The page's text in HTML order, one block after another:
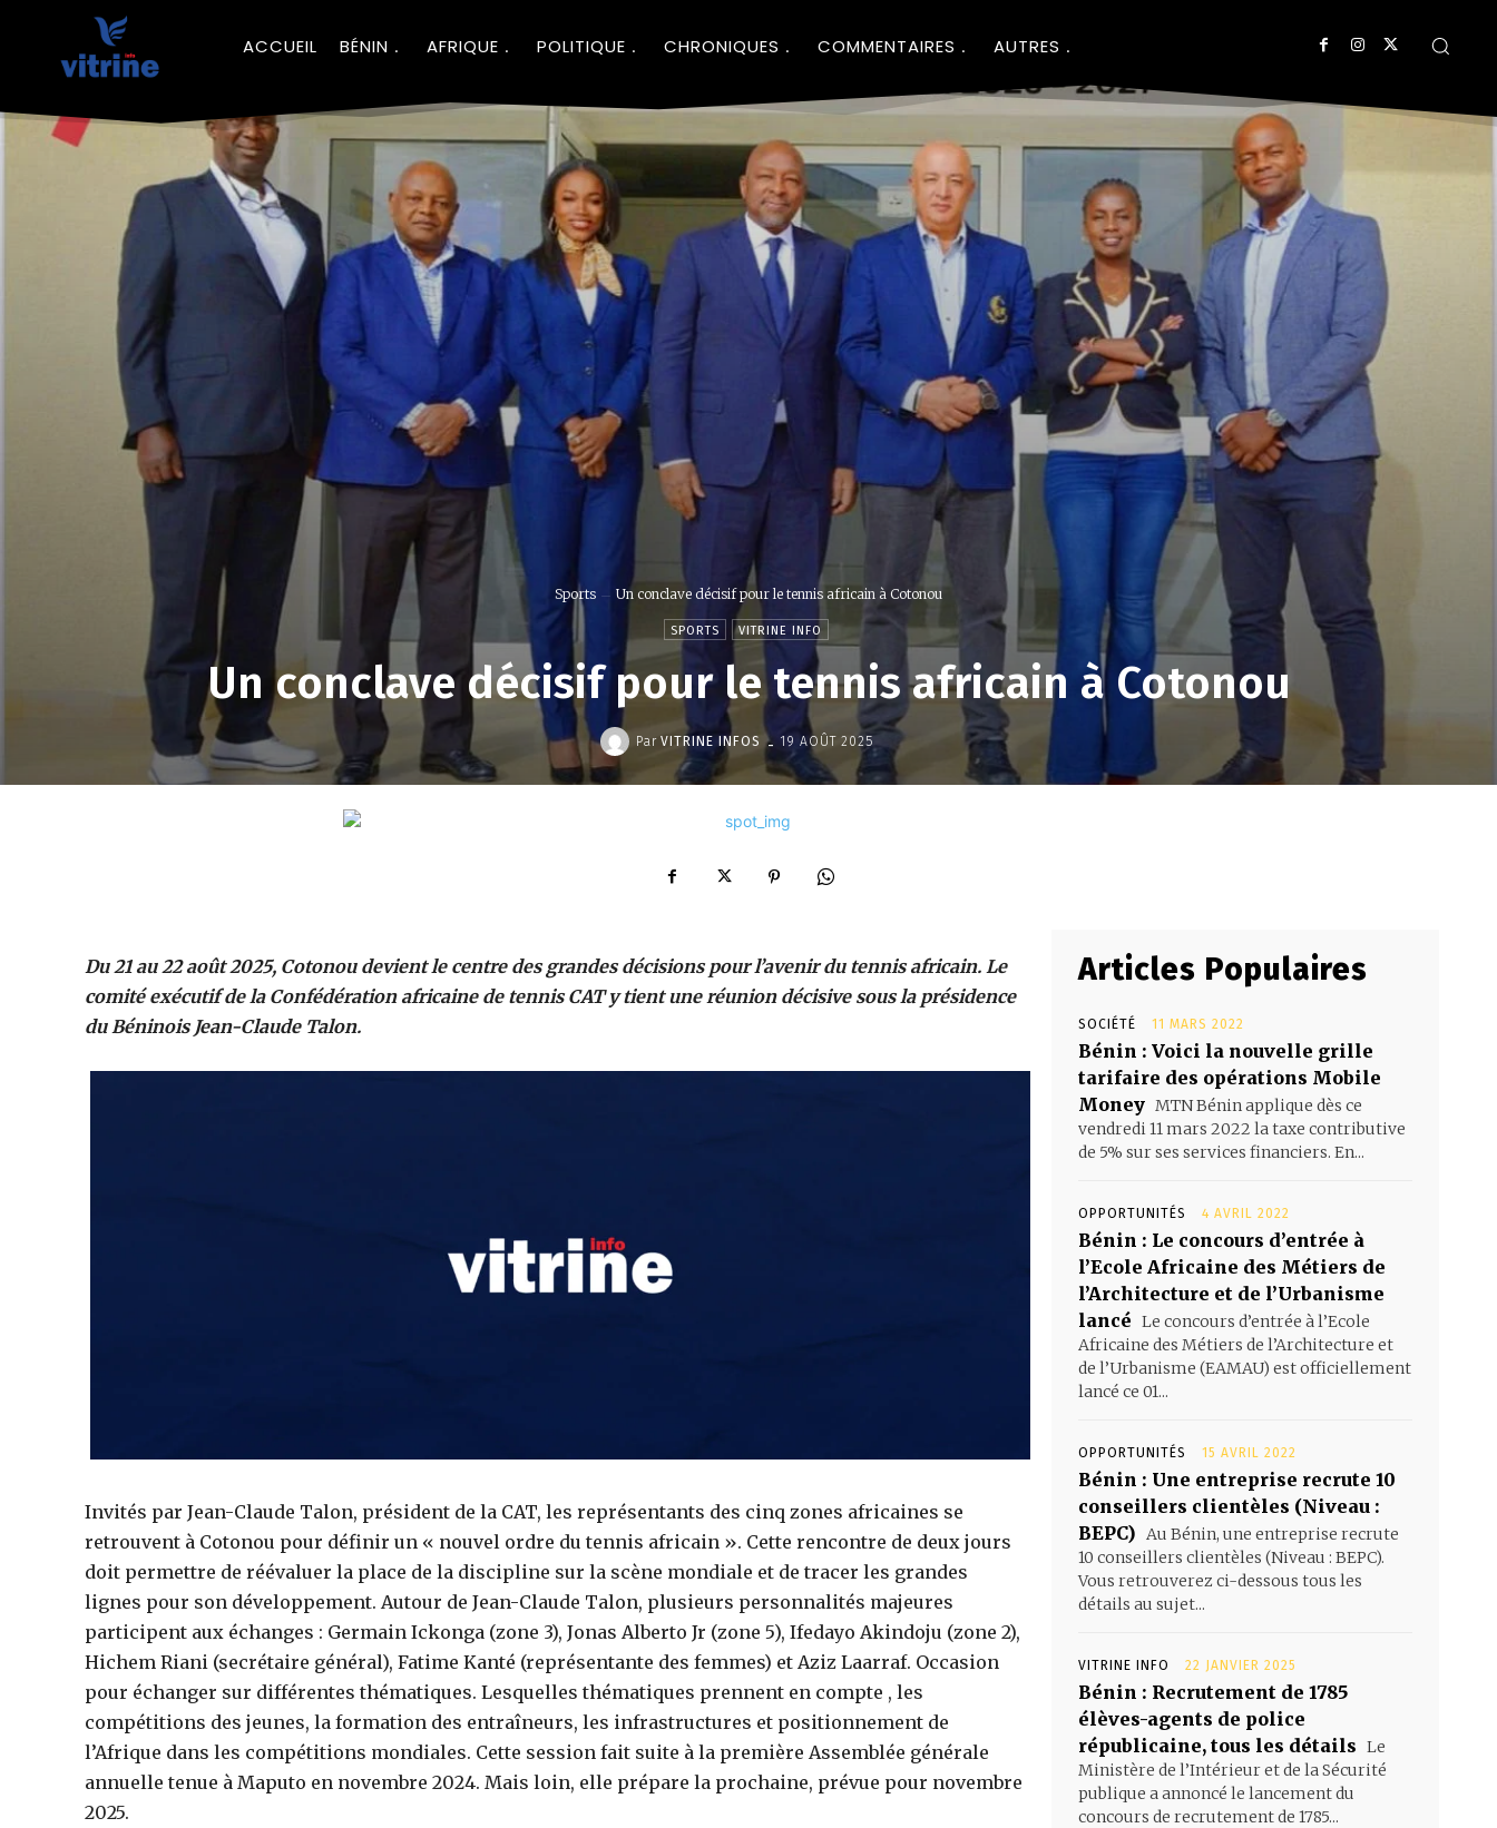
ACCUEIL BÉNIN AFRIQUE POLITIQUE CHRONIQUES COMMENTAIRES AUTRES
Sports Un conclave décisif pour le tennis africain à Cotonou
SPORTS VITRINE INFO
Un conclave décisif pour le tennis africain à Cotonou
Par VITRINE INFOS - 19 AOÛT 2025
Du 21 au 22 août 2025, Cotonou devient le centre des grandes décisions pour l’avenir du tennis africain. Le
comité exécutif de la Confédération africaine de tennis CAT y tient une réunion décisive sous la présidence
du Béninois Jean-Claude Talon.
Invités par Jean-Claude Talon, président de la CAT, les représentants des cinq zones africaines se
retrouvent à Cotonou pour définir un « nouvel ordre du tennis africain ». Cette rencontre de deux jours
doit permettre de réévaluer la place de la discipline sur la scène mondiale et de tracer les grandes
lignes pour son développement. Autour de Jean-Claude Talon, plusieurs personnalités majeures
participent aux échanges : Germain Ickonga (zone 3), Jonas Alberto Jr (zone 5), Ifedayo Akindoju (zone 2),
Hichem Riani (secrétaire général), Fatime Kanté (représentante des femmes) et Aziz Laarraf. Occasion
pour échanger sur différentes thématiques. Lesquelles thématiques prennent en compte , les
compétitions des jeunes, la formation des entraîneurs, les infrastructures et positionnement de
l’Afrique dans les compétitions mondiales. Cette session fait suite à la première Assemblée générale
annuelle tenue à Maputo en novembre 2024. Mais loin, elle prépare la prochaine, prévue pour novembre
2025.
Articles Populaires
SOCIÉTÉ 11 MARS 2022
Bénin : Voici la nouvelle grille
tarifaire des opérations Mobile
Money MTN Bénin applique dès ce
vendredi 11 mars 2022 la taxe contributive
de 5% sur ses services financiers. En...
OPPORTUNITÉS 4 AVRIL 2022
Bénin : Le concours d’entrée à
l’Ecole Africaine des Métiers de
l’Architecture et de l’Urbanisme
lancé Le concours d’entrée à l’Ecole
Africaine des Métiers de l’Architecture et
de l’Urbanisme (EAMAU) est officiellement
lancé ce 01...
OPPORTUNITÉS 15 AVRIL 2022
Bénin : Une entreprise recrute 10
conseillers clientèles (Niveau :
BEPC) Au Bénin, une entreprise recrute
10 conseillers clientèles (Niveau : BEPC).
Vous retrouverez ci-dessous tous les
détails au sujet...
VITRINE INFO 22 JANVIER 2025
Bénin : Recrutement de 1785
élèves-agents de police
républicaine, tous les détails Le
Ministère de l’Intérieur et de la Sécurité
publique a annoncé le lancement du
concours de recrutement de 1785...